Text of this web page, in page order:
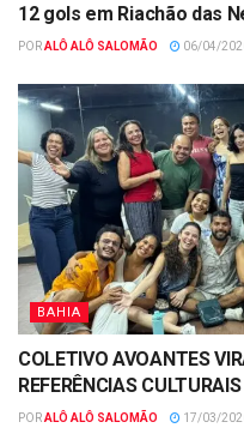
12 gols em Riachão das
PORALÔ ALÔ SALOMÃO 06/04/
BAHIA
COLETIVO AVOANTES
REFERÊNCIAS
PORALÔ ALÔ SALOMÃO 17/03/